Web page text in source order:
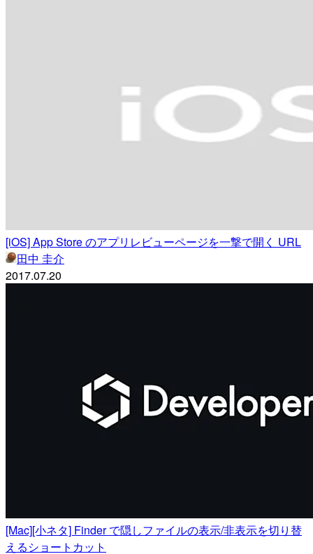
[iOS] App Store のアプリレビューページを一撃で開く URL
田中 圭介
2017.07.20
[Mac][小ネタ] Finder で隠しファイルの表示/非表示を切り替
えるショートカット